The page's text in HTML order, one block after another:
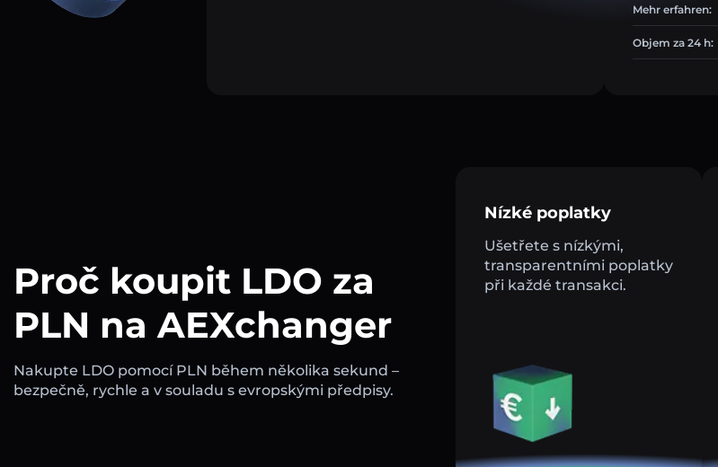
Mehr erfahren:
Objem za 24 h:
Proč koupit LDO za
PLN na AEXchanger
Nakupte LDO pomocí PLN během několika sekund –
bezpečně, rychle a v souladu s evropskými předpisy.
Nízké poplatky
Ušetřete s nízkými,
transparentními poplatky
při každé transakci.